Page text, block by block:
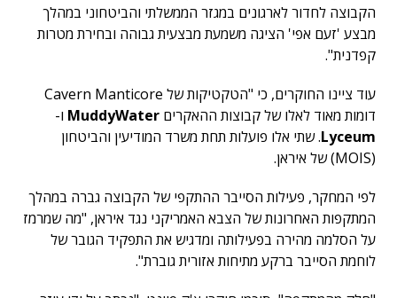
הקבוצה לחדור לארגונים במגזר הממשלתי והביטחוני במהלך
מבצע 'זעם אפי' הציגה משמעת מבצעית גבוהה ובחירת מטרות
קפדנית".
עוד ציינו החוקרים, כי "הטקטיקות של Cavern Manticore
דומות מאוד לאלו של קבוצות ההאקרים MuddyWater ו-
Lyceum. שתי אלו פועלות תחת משרד המודיעין והביטחון
(MOIS) של איראן.
לפי המחקר, פעילות הסייבר ההתקפי של הקבוצה גברה במהלך
המתקפות האחרונות של הצבא האמריקני נגד איראן, "מה שמרמז
על הסלמה מהירה בפעילותה ומדגיש את התפקיד הגובר של
לוחמת הסייבר ברקע מתיחות אזורית גוברת".